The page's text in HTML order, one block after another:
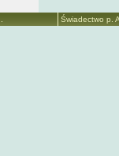
Świadectwo p.